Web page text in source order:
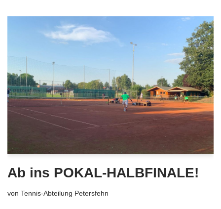
Ab ins POKAL-HALBFINALE!
von Tennis-Abteilung Petersfehn